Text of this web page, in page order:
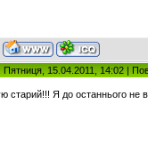
Пятниця, 15.04.2011, 14:02 |
старий!!! Я до останнього не